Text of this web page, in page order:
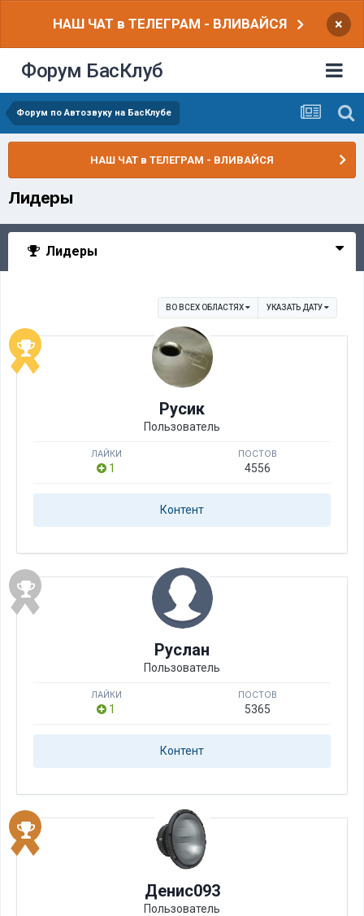
НАШ ЧАТ в ТЕЛЕГРАМ - ВЛИВАЙСЯ ×
Форум БасКлуб
Форум по Автозвуку на БасКлубе
НАШ ЧАТ в ТЕЛЕГРАМ - ВЛИВАЙСЯ
Лидеры
Лидеры
ВО ВСЕХ ОБЛАСТЯХ УКАЗАТЬ ДАТУ
Русик
Пользователь
ЛАЙКИ
1
ПОСТОВ
4556
Контент
Руслан
Пользователь
ЛАЙКИ
1
ПОСТОВ
5365
Контент
Денис093
Пользователь